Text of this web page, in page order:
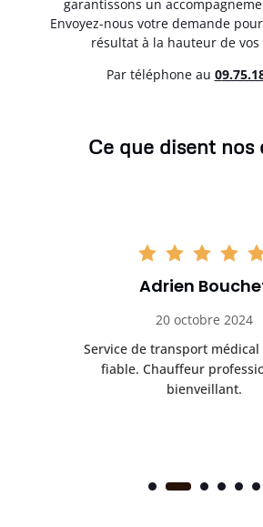
garantissons un
Envoyez-nous votre demande
résultat à la hauteur de vos
Par téléphone au 0
Ce que disent nos
Adrien
20 octobre 2024
Service de transport
fiable. Chauffeur
bienveillant.